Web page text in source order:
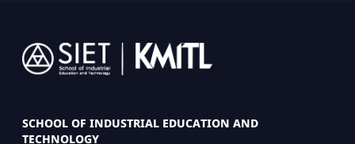
Image
SCHOOL OF INDUSTRIAL EDUCATION AND
TECHNOLOGY